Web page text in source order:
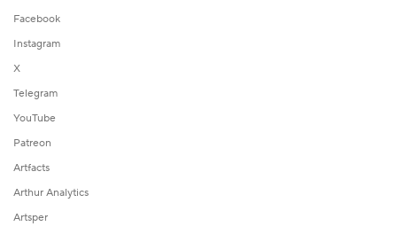
Facebook
Instagram
X
Telegram
YouTube
Patreon
Artfacts
Arthur Analytics
Artsper